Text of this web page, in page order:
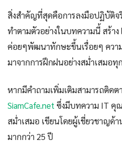
สิ่งสำคัญที่สุดคือการลงมือปฏิบัติจ
ทำตามตัวอย่างในบทความนี้ สร้า
ค่อยๆพัฒนาทักษะขึ้นเรื่อยๆ ความ
มาจากการฝึกฝนอย่างสม่ำเสมอทุ
หากมีคำถามเพิ่มเติมสามารถติด
SiamCafe.net ซึ่งมีบทความ IT คุ
สม่ำเสมอ เขียนโดยผู้เชี่ยวชาญด้
มากกว่า 25 ปี